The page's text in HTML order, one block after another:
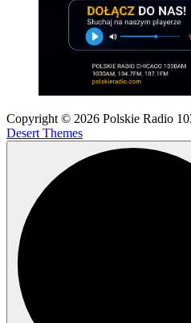
Copyright © 2026 Polskie Radio
Desert Themes